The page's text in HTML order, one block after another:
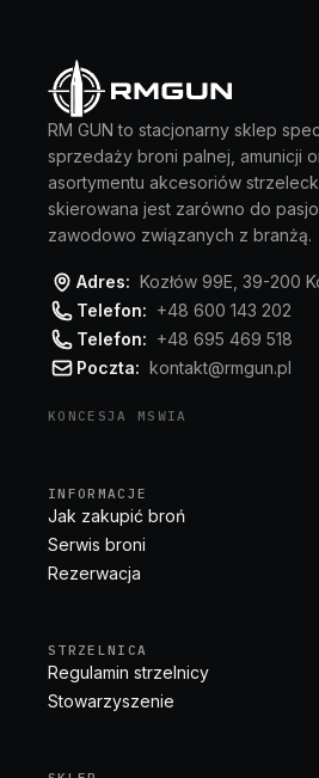
RM GUN to stacjonarny sklep
sprzedaży broni palnej, amunicji
asortymentu akcesoriów
skierowana jest zarówno do
zawodowo związanych z branżą.
Adres: Kozłów 99E, 39-200
Telefon: +48 600 143 202
Telefon: +48 695 469 518
Poczta: kontakt@rmgun.pl
KONCESJA MSWIA
INFORMACJE
Jak zakupić broń
Serwis broni
Rezerwacja
STRZELNICA
Regulamin strzelnicy
Stowarzyszenie